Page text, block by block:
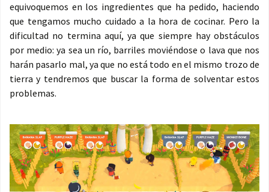
equivoquemos en los ingredientes que ha pedido, haciendo
que tengamos mucho cuidado a la hora de cocinar. Pero la
dificultad no termina aquí, ya que siempre hay obstáculos
por medio: ya sea un río, barriles moviéndose o lava que nos
harán pasarlo mal, ya que no está todo en el mismo trozo de
tierra y tendremos que buscar la forma de solventar estos
problemas.